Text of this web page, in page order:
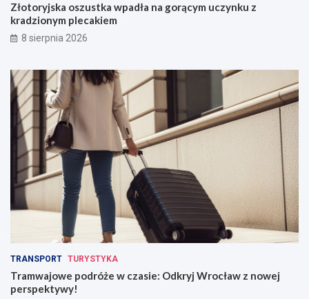
Złotoryjska oszustka wpadła na gorącym uczynku z
kradzionym plecakiem
8 sierpnia 2026
TRANSPORT TURYSTYKA
Tramwajowe podróże w czasie: Odkryj Wrocław z nowej
perspektywy!